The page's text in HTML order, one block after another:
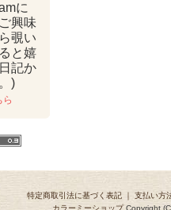
に
興味
覗い
と嬉
記か
)
ら
特定商取引法に基づく表記 ｜ 支払い方
カラーミーショップCopyright